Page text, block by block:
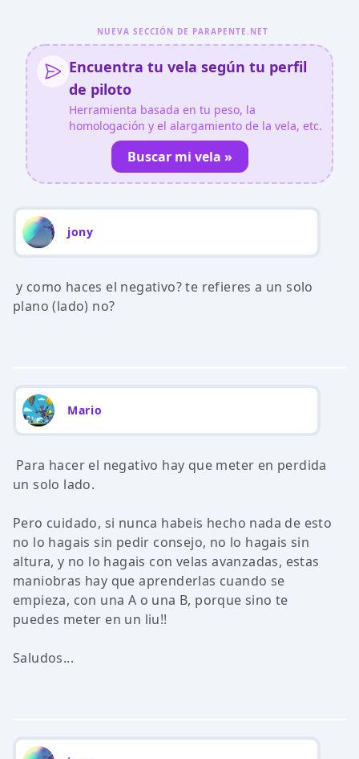
NUEVA SECCIÓN DE PARAPENTE.NET
Encuentra tu vela según tu perfil
de piloto
Herramienta basada en tu peso, la
homologación y el alargamiento de la vela, etc.
Buscar mi vela »
jony
y como haces el negativo? te refieres a un solo
plano (lado) no?
Mario
Para hacer el negativo hay que meter en perdida
un solo lado.
Pero cuidado, si nunca habeis hecho nada de esto
no lo hagais sin pedir consejo, no lo hagais sin
altura, y no lo hagais con velas avanzadas, estas
maniobras hay que aprenderlas cuando se
empieza, con una A o una B, porque sino te
puedes meter en un liu!!
Saludos...